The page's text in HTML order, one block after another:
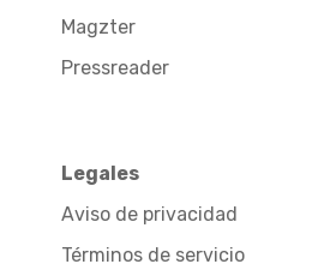
Magzter
Pressreader
Legales
Aviso de privacidad
Términos de servicio